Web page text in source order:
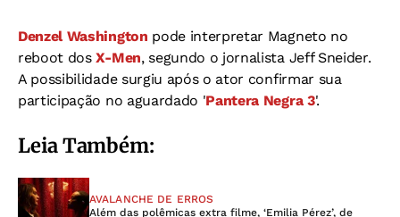
Denzel Washington pode interpretar Magneto no
reboot dosX-Men, segundo o jornalista Jeff Sneider.
A possibilidade surgiu após o ator confirmar sua
participação no aguardado 'Pantera Negra 3'.
Leia Também:
AVALANCHE DE ERROS
Além das polêmicas extra filme, ‘Emilia Pérez’, de